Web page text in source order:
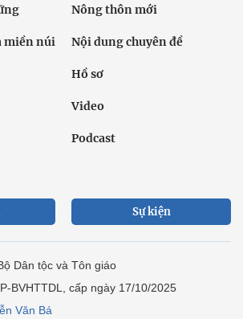
Nông thôn mới
miền núi Nội dung chuyên đề
Hồ sơ
Video
Podcast
Sự kiện
Dân tộc và Tôn giáo
BVHTTDL, cấp ngày 17/10/2025
Văn Bá